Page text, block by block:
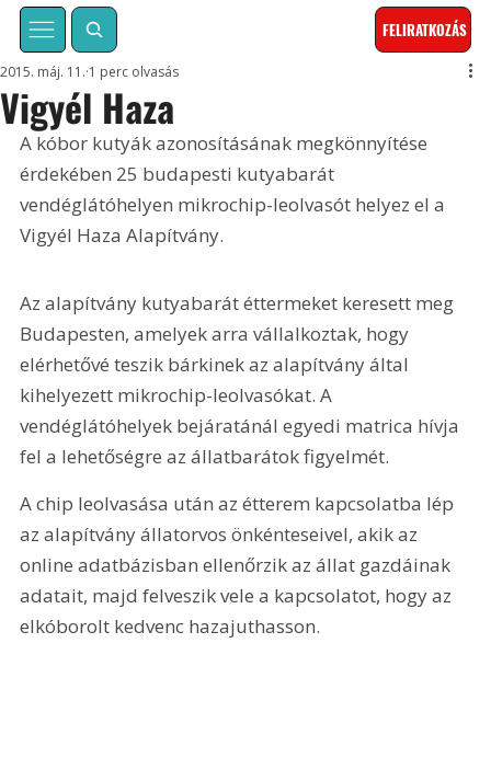
FELIRATKOZÁS
Vigyél Haza
2015. máj. 11. 1 perc olvasás
A kóbor kutyák azonosításának megkönnyítése
érdekében 25 budapesti kutyabarát
vendéglátóhelyen mikrochip-leolvasót helyez el a
Vigyél Haza Alapítvány.
Az alapítvány kutyabarát éttermeket keresett meg
Budapesten, amelyek arra vállalkoztak, hogy
elérhetővé teszik bárkinek az alapítvány által
kihelyezett mikrochip-leolvasókat. A
vendéglátóhelyek bejáratánál egyedi matrica hívja
fel a lehetőségre az állatbarátok figyelmét.
A chip leolvasása után az étterem kapcsolatba lép
az alapítvány állatorvos önkénteseivel, akik az
online adatbázisban ellenőrzik az állat gazdáinak
adatait, majd felveszik vele a kapcsolatot, hogy az
elkóborolt kedvenc hazajuthasson.